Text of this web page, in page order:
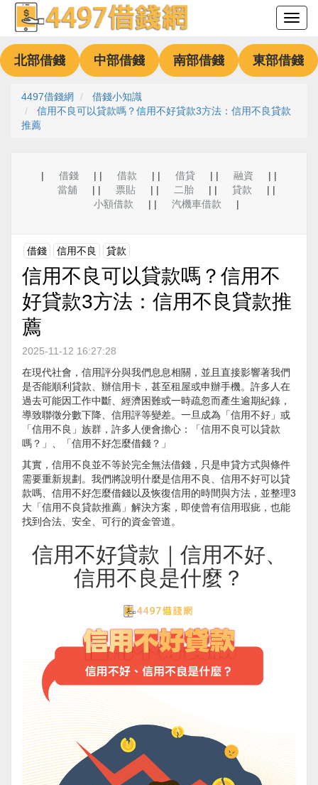
北部借錢 中部借錢 南部借錢 東部借錢
4497借錢網
借錢小知識
信用不良可以貸款嗎？信用不好貸款3方法：信用不良貸款
推薦
| 借錢 | | 借款 | | 借貸 | | 融資
| |
當舖
| | 票貼 | | 二胎 | | 貸款
| |
小額借款
| | 汽機車借款 |
借錢 信用不良 貸款
信用不良可以貸款嗎？信用不
好貸款3方法：信用不良貸款推
薦
2025-11-12 16:27:28
在現代社會，信用評分與我們息息相關，並且直接影響著我們
是否能順利貸款、辦信用卡，甚至租屋或申辦手機。許多人在
過去可能因工作中斷、經濟困難或一時疏忽而產生逾期紀錄，
導致聯徵分數下降、信用評等變差。一旦成為「信用不好」或
「信用不良」族群，許多人便會擔心：「信用不良可以貸款
嗎？」、「信用不好怎麼借錢？」
其實，信用不良並不等於完全無法借錢，只是申貸方式與條件
需要重新規劃。我們將說明什麼是信用不良、信用不好可以貸
款嗎、信用不好怎麼借錢以及恢復信用的時間與方法，並整理3
大「信用不良貸款推薦」解決方案，即使曾有信用瑕疵，也能
找到合法、安全、可行的資金管道。
信用不好貸款｜信用不好、
信用不良是什麼？